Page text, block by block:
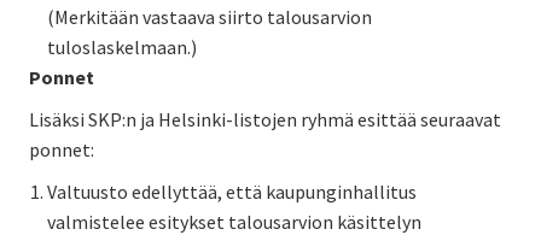
(Merkitään vastaava siirto talousarvion
tuloslaskelmaan.)
Ponnet
Lisäksi SKP:n ja Helsinki-listojen ryhmä esittää seuraavat
ponnet:
Valtuusto edellyttää, että kaupunginhallitus
valmistelee esitykset talousarvion käsittelyn